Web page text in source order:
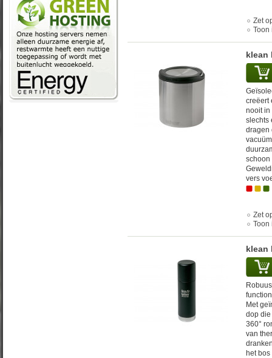
Zet
Toon
klean
creëert
nooit in
slechts
dragen
schoon
vers
Zet
Toon
klean
Met
dop
360°
van
het